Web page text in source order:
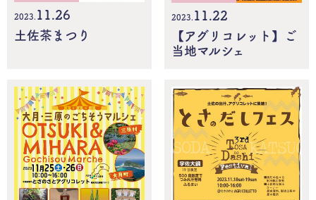
2023. 11.26
土佐茶まつり
2023. 11.22
【アグリコレット】ご
当地マルシェ